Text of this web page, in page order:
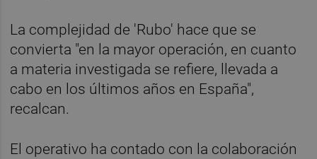
La complejidad de 'Rubo' hace que se
convierta "en la mayor operación, en cuanto
a materia investigada se refiere, llevada a
cabo en los últimos años en España",
recalcan.
El operativo ha contado con la colaboración